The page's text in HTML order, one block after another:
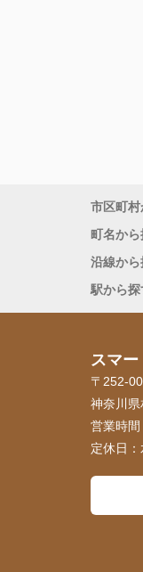
市区町
町名から
沿線から
駅から探
スマ
〒252-
神奈川
営業時間
定休日：